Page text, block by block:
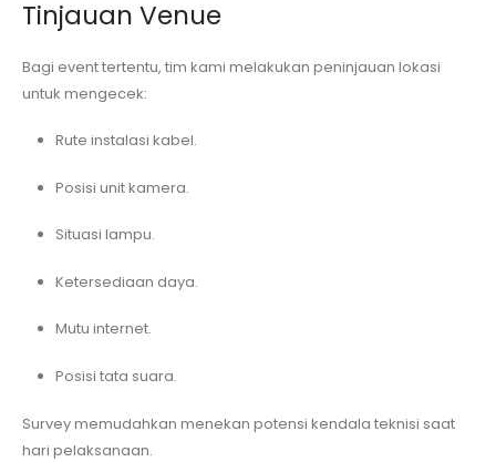
Tinjauan Venue
Bagi event tertentu, tim kami melakukan peninjauan lokasi
untuk mengecek:
Rute instalasi kabel.
Posisi unit kamera.
Situasi lampu.
Ketersediaan daya.
Mutu internet.
Posisi tata suara.
Survey memudahkan menekan potensi kendala teknisi saat
hari pelaksanaan.